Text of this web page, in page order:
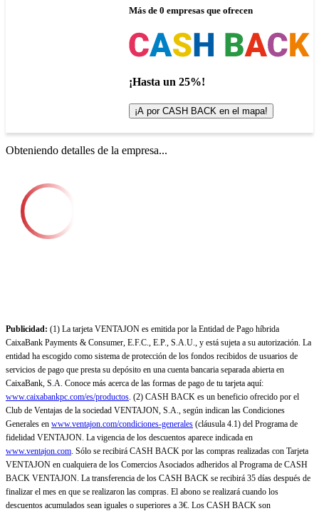
Más de 0 empresas que ofrecen
¡Hasta un 25%!
¡A por CASH BACK en el mapa!
Obteniendo detalles de la empresa...
Publicidad: (1) La tarjeta VENTAJON es emitida por la Entidad de Pago híbrida
CaixaBank Payments & Consumer, E.F.C., E.P., S.A.U., y está sujeta a su autorización. La
entidad ha escogido como sistema de protección de los fondos recibidos de usuarios de
servicios de pago que presta su depósito en una cuenta bancaria separada abierta en
CaixaBank, S.A. Conoce más acerca de las formas de pago de tu tarjeta aquí:
www.caixabankpc.com/es/productos. (2) CASH BACK es un beneficio ofrecido por el
Club de Ventajas de la sociedad VENTAJON, S.A., según indican las Condiciones
Generales en www.ventajon.com/condiciones-generales (cláusula 4.1) del Programa de
fidelidad VENTAJON. La vigencia de los descuentos aparece indicada en
www.ventajon.com. Sólo se recibirá CASH BACK por las compras realizadas con Tarjeta
VENTAJON en cualquiera de los Comercios Asociados adheridos al Programa de CASH
BACK VENTAJON. La transferencia de los CASH BACK se recibirá 35 días después de
finalizar el mes en que se realizaron las compras. El abono se realizará cuando los
descuentos acumulados sean iguales o superiores a 3€. Los CASH BACK son